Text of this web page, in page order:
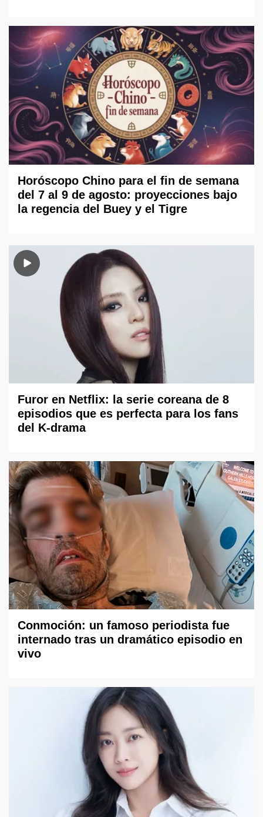
Horóscopo Chino para el fin de semana
del 7 al 9 de agosto: proyecciones bajo
la regencia del Buey y el Tigre
Furor en Netflix: la serie coreana de 8
episodios que es perfecta para los fans
del K-drama
Conmoción: un famoso periodista fue
internado tras un dramático episodio en
vivo